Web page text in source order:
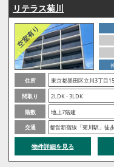
リテラス菊川
住所
東京都墨田区立川3丁目
間取り
2LDK - 3LDK
階数
地上7階建
交通
都営新宿線「菊川駅」徒
物件詳細を見る